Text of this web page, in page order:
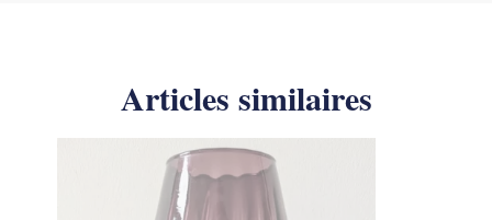
Articles similaires